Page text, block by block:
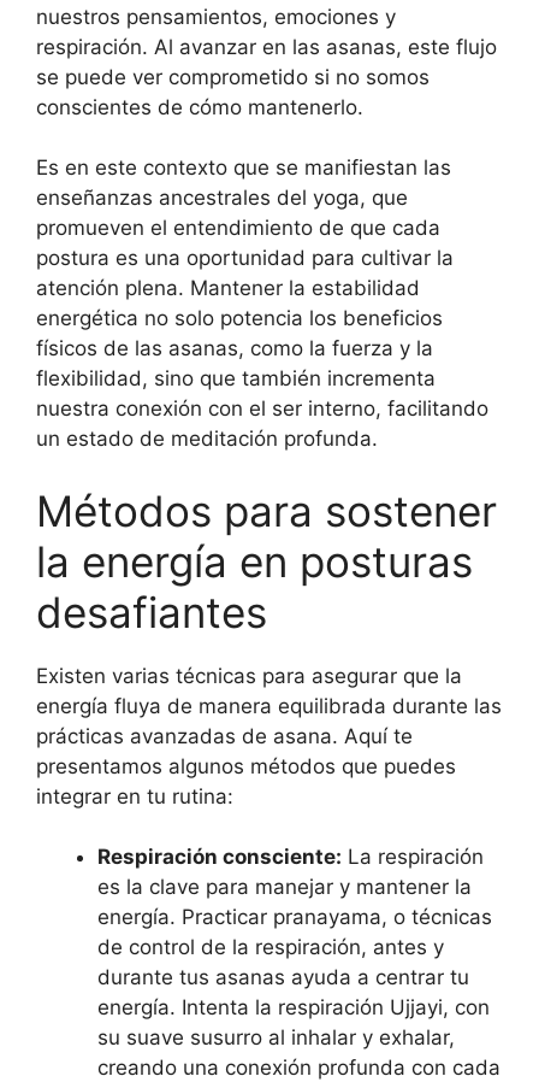
nuestros pensamientos, emociones y
respiración. Al avanzar en las asanas, este flujo
se puede ver comprometido si no somos
conscientes de cómo mantenerlo.
Es en este contexto que se manifiestan las
enseñanzas ancestrales del yoga, que
promueven el entendimiento de que cada
postura es una oportunidad para cultivar la
atención plena. Mantener la estabilidad
energética no solo potencia los beneficios
físicos de las asanas, como la fuerza y la
flexibilidad, sino que también incrementa
nuestra conexión con el ser interno, facilitando
un estado de meditación profunda.
Métodos para sostener
la energía en posturas
desafiantes
Existen varias técnicas para asegurar que la
energía fluya de manera equilibrada durante las
prácticas avanzadas de asana. Aquí te
presentamos algunos métodos que puedes
integrar en tu rutina:
Respiración consciente: La respiración
es la clave para manejar y mantener la
energía. Practicar pranayama, o técnicas
de control de la respiración, antes y
durante tus asanas ayuda a centrar tu
energía. Intenta la respiración Ujjayi, con
su suave susurro al inhalar y exhalar,
creando una conexión profunda con cada